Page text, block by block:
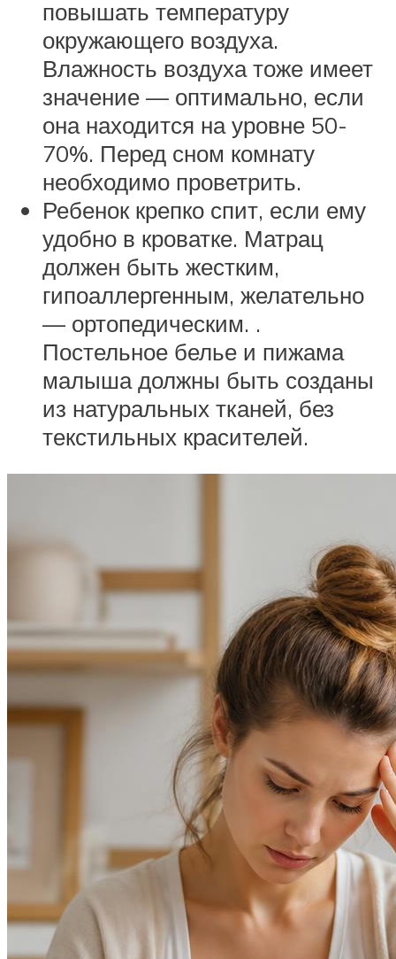
повышать температуру
окружающего воздуха.
Влажность воздуха тоже имеет
значение — оптимально, если
она находится на уровне 50-
70%. Перед сном комнату
необходимо проветрить.
Ребенок крепко спит, если ему
удобно в кроватке. Матрац
должен быть жестким,
гипоаллергенным, желательно
— ортопедическим. .
Постельное белье и пижама
малыша должны быть созданы
из натуральных тканей, без
текстильных красителей.